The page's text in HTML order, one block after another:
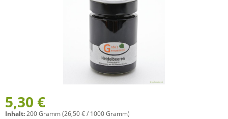
5,30 €
Inhalt:200 Gramm (26,50 € / 1000 Gramm)